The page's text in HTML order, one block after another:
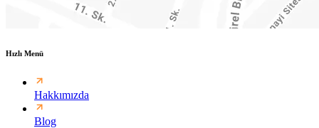
Hızlı Menü
Hakkımızda
Blog